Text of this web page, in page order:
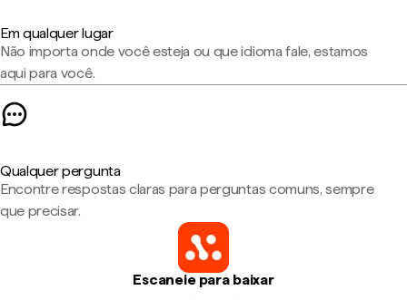
Em qualquer lugar
Não importa onde você esteja ou que idioma fale, estamos
aqui para você.
Qualquer pergunta
Encontre respostas claras para perguntas comuns, sempre
que precisar.
Escaneie para baixar